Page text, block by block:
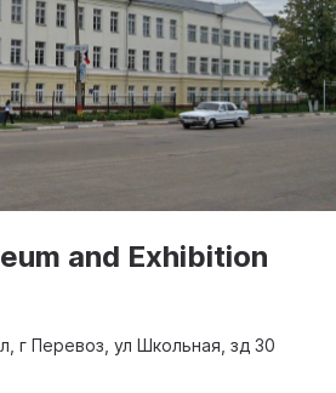
and Exhibition
г Перевоз, ул Школьная, зд 30